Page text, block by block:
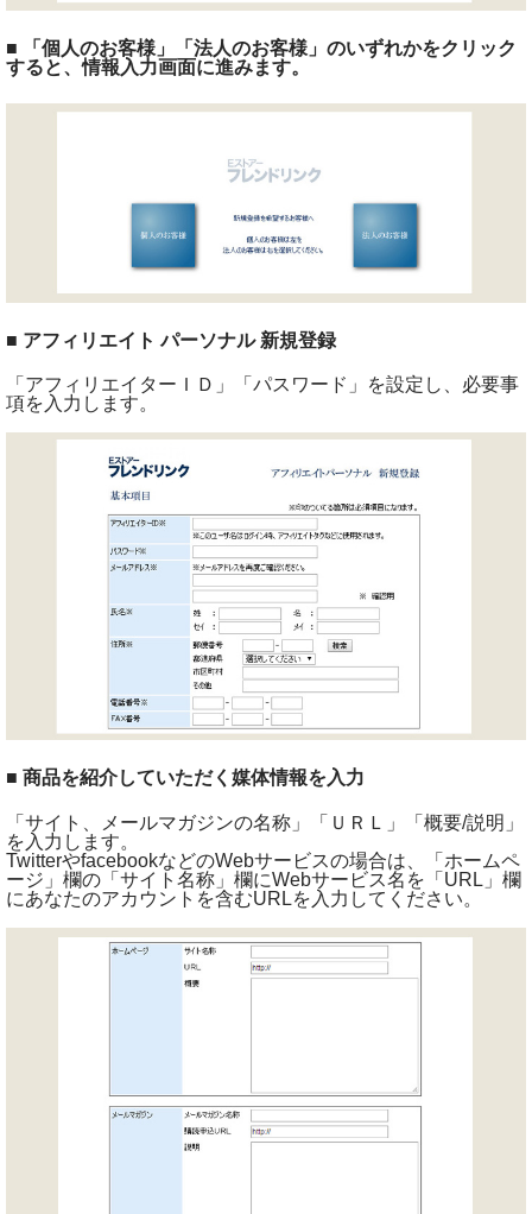
■ 「個人のお客様」「法人のお客様」のいずれかをクリック
すると、情報入力画面に進みます。
■ アフィリエイト パーソナル 新規登録
「アフィリエイターＩＤ」「パスワード」を設定し、必要事
項を入力します。
■ 商品を紹介していただく媒体情報を入力
「サイト、メールマガジンの名称」「ＵＲＬ」「概要/説明」
を入力します。
TwitterやfacebookなどのWebサービスの場合は、「ホームペ
ージ」欄の「サイト名称」欄にWebサービス名を「URL」欄
にあなたのアカウントを含むURLを入力してください。